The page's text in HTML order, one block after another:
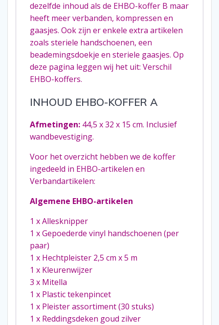
dezelfde inhoud als de EHBO-koffer B maar
heeft meer verbanden, kompressen en
gaasjes. Ook zijn er enkele extra artikelen
zoals steriele handschoenen, een
beademingsdoekje en steriele gaasjes. Op
deze pagina leggen wij het uit: Verschil
EHBO-koffers.
INHOUD EHBO-KOFFER A
Afmetingen: 44,5 x 32 x 15 cm. Inclusief
wandbevestiging.
Voor het overzicht hebben we de koffer
ingedeeld in EHBO-artikelen en
Verbandartikelen:
Algemene EHBO-artikelen
1 x Allesknipper
1 x Gepoederde vinyl handschoenen (per
paar)
1 x Hechtpleister 2,5 cm x 5 m
1 x Kleurenwijzer
3 x Mitella
1 x Plastic tekenpincet
1 x Pleister assortiment (30 stuks)
1 x Reddingsdeken goud zilver